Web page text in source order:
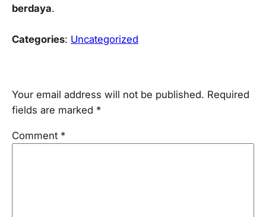
berdaya.
Categories: Uncategorized
Your email address will not be published. Required
fields are marked *
Comment *